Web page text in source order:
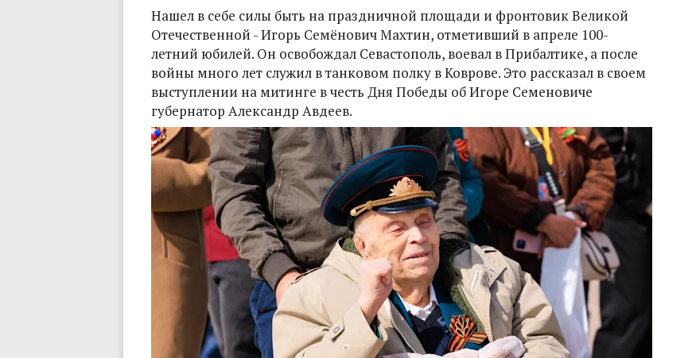
Нашел в себе силы быть на праздничной площади и фронтовик Великой
Отечественной - Игорь Семёнович Махтин, отметивший в апреле 100-
летний юбилей. Он освобождал Севастополь, воевал в Прибалтике, а после
войны много лет служил в танковом полку в Коврове. Это рассказал в своем
выступлении на митинге в честь Дня Победы об Игоре Семеновиче
губернатор Александр Авдеев.